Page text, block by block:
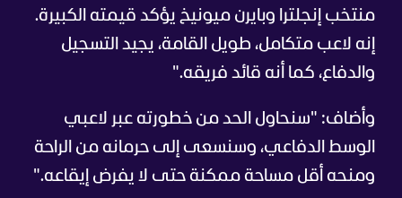
منتخب إنجلترا وبايرن ميونيخ يؤكد قيمته الكبيرة.
إنه لاعب متكامل، طويل القامة، يجيد التسجيل
والدفاع، كما أنه قائد فريقه."
وأضاف: "سنحاول الحد من خطورته عبر لاعبي
الوسط الدفاعي، وسنسعى إلى حرمانه من الراحة
ومنحه أقل مساحة ممكنة حتى لا يفرض إيقاعه."